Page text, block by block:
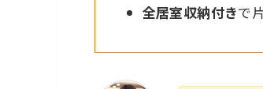
全居室収納付きで